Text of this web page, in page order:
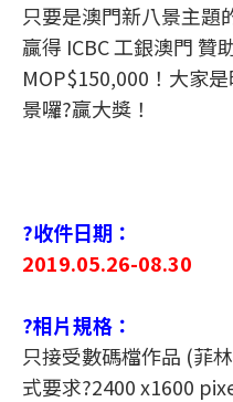
只要是澳門新八景主題
贏得 ICBC 工銀澳門 贊
MOP$150,000！大家
景囉?贏大獎！
?收件日期：
2019.05.26-08.30
?相片規格：
只接受數碼檔作品 (菲
式要求?2400 x1600